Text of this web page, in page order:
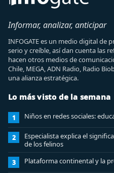
Informar, analizar, anticipar
INFOGATE es un medio digital de
serio y creíble, así dan cuenta las
hacen otros medios de
Chile, MEGA, ADN Radio, Radio
una alianza estratégica.
Lo más visto de la semana
1 Niños en redes sociales:
2
Especialista explica el
de los felinos
3 Plataforma continental y la